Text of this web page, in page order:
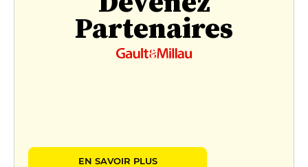
Partenaires
EN SAVOIR PLUS